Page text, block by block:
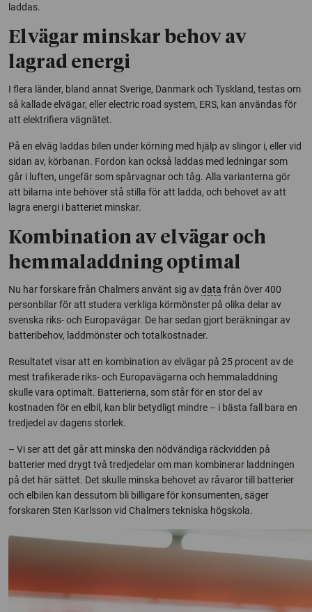
laddas.
Elvägar minskar behov av
lagrad energi
I flera länder, bland annat Sverige, Danmark och Tyskland, testas om
så kallade elvägar, ellerelectric road system, ERS, kan användas för
att elektrifiera vägnätet.
På en elväg laddas bilen under körning med hjälp av slingor i, eller vid
sidan av, körbanan. Fordon kan också laddas med ledningar som
går i luften, ungefär som spårvagnar och tåg. Alla varianterna gör
att bilarna inte behöver stå stilla för att ladda, och behovet av att
lagra energi i batteriet minskar.
Kombination av elvägar och
hemmaladdning optimal
Nu har forskare från Chalmers använt sig avdata från över 400
personbilar för att studera verkliga körmönster på olika delar av
svenska riks- och Europavägar. De har sedan gjort beräkningar av
batteribehov, laddmönster och totalkostnader.
Resultatet visar att en kombination av elvägar på 25 procent av de
mest trafikerade riks- och Europavägarna och hemmaladdning
skulle vara optimalt. Batterierna, som står för en stor del av
kostnaden för en elbil, kan blir betydligt mindre – i bästa fall bara en
tredjedel av dagens storlek.
– Vi ser att det går att minska den nödvändiga räckvidden på
batterier med drygt två tredjedelar om man kombinerar laddningen
på det här sättet. Det skulle minska behovet av råvaror till batterier
och elbilen kan dessutom bli billigare för konsumenten, säger
forskaren Sten Karlsson vid Chalmers tekniska högskola.